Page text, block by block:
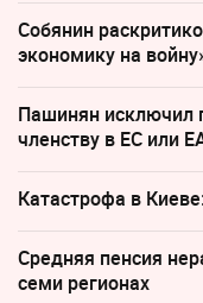
Собянин
экономику на
Пашинян исключил
членству в ЕС или
Катастрофа в
Средняя пенсия
семи регионах